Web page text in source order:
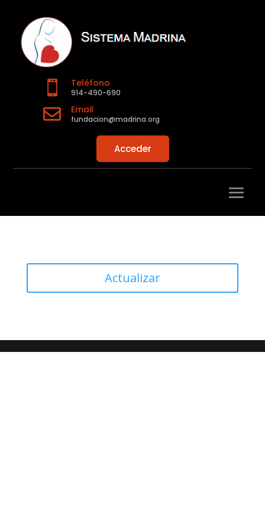
 Teléfono
914-490-690
 Email
fundacion@madrina.org
Acceder
Actualizar